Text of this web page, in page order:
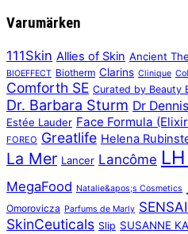
Varumärken
111Skin Allies of Skin Ancient
BIOEFFECT Biotherm Clarins Clinique
Comforth SE Curated by Beauty
Dr. Barbara Sturm Dr
Estée Lauder Face Formula
FOREO Greatlife Helena
La Mer Lancer Lancôme
MegaFood Natalie&apos;s Cosmetics
Omorovicza Parfums de Marly SENSAI
SkinCeuticals Slip SUSANNE